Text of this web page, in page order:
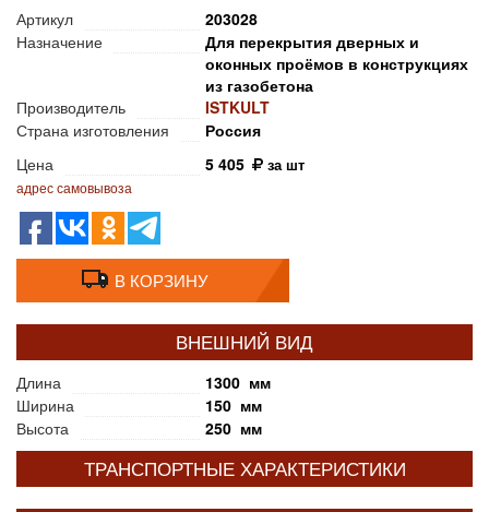
Артикул
203028
Назначение
Для перекрытия дверных и
оконных проёмов в конструкциях
из газобетона
Производитель
ISTKULT
Страна изготовления
Россия
Цена
5 405 за шт
адрес самовывоза
В КОРЗИНУ
ВНЕШНИЙ ВИД
Длина
1300 мм
Ширина
150 мм
Высота
250 мм
ТРАНСПОРТНЫЕ ХАРАКТЕРИСТИКИ